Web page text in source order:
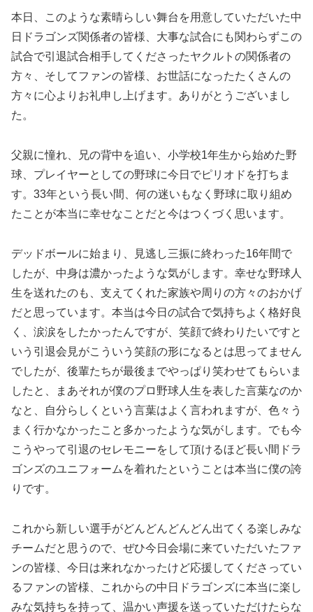
本日、このような素晴らしい舞台を用意していただいた中
日ドラゴンズ関係者の皆様、大事な試合にも関わらずこの
試合で引退試合相手してくださったヤクルトの関係者の
方々、そしてファンの皆様、お世話になったたくさんの
方々に心よりお礼申し上げます。ありがとうございまし
た。
父親に憧れ、兄の背中を追い、小学校1年生から始めた野
球、プレイヤーとしての野球に今日でピリオドを打ちま
す。33年という長い間、何の迷いもなく野球に取り組め
たことが本当に幸せなことだと今はつくづく思います。
デッドボールに始まり、見逃し三振に終わった16年間で
したが、中身は濃かったような気がします。幸せな野球人
生を送れたのも、支えてくれた家族や周りの方々のおかげ
だと思っています。本当は今日の試合で気持ちよく格好良
く、涙涙をしたかったんですが、笑顔で終わりたいですと
いう引退会見がこういう笑顔の形になるとは思ってません
でしたが、後輩たちが最後までやっぱり笑わせてもらいま
したと、まあそれが僕のプロ野球人生を表した言葉なのか
なと、自分らしくという言葉はよく言われますが、色々う
まく行かなかったこと多かったような気がします。でも今
こうやって引退のセレモニーをして頂けるほど長い間ドラ
ゴンズのユニフォームを着れたということは本当に僕の誇
りです。
これから新しい選手がどんどんどんどん出てくる楽しみな
チームだと思うので、ぜひ今日会場に来ていただいたファ
ンの皆様、今日は来れなかったけど応援してくださってい
るファンの皆様、これからの中日ドラゴンズに本当に楽し
みな気持ちを持って、温かい声援を送っていただけたらな